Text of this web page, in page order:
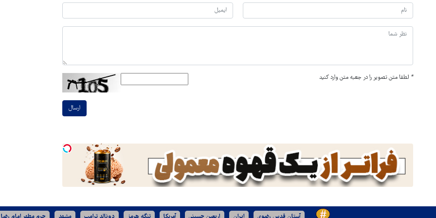
* لطفا متن تصویر را در جعبه متن وارد کنید
ارسال